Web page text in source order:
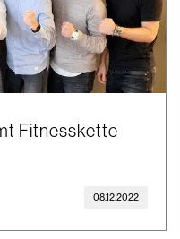
Fitnesskette
08.12.2022